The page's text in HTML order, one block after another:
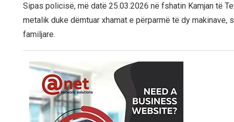
​Sipas policisë, më datë 25.03.2026 në fshatin Kamjan të
metalik duke dëmtuar xhamat e përparmë të dy makinave,
familjare.